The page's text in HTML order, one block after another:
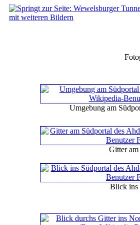
Umgebung am
Gitter
Blick ins